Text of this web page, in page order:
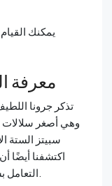
يمكنك
معرفة
تذكر جرونا
سبيتز الستة
اكتشفنا أيضًا